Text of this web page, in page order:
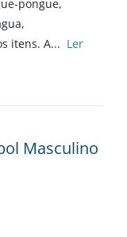
pongue,
itens. A... Ler
Masculino